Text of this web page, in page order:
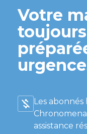
Votre
Les
assistance